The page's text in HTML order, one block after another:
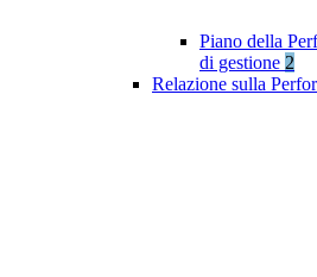
Piano della
di gestione 2
Relazione sulla